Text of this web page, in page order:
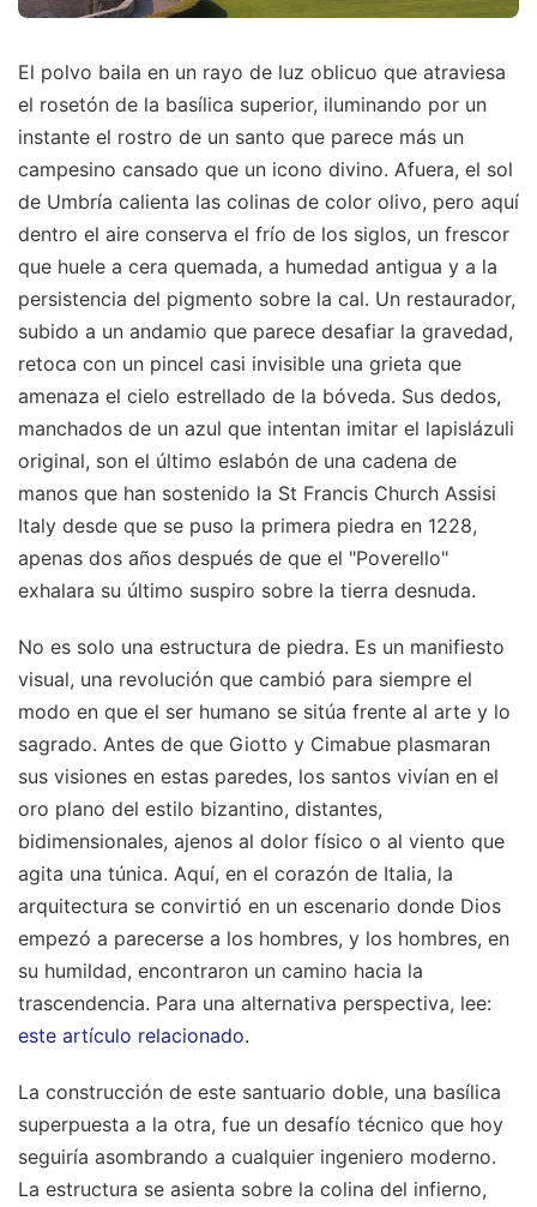
El polvo baila en un rayo de luz oblicuo que atraviesa
el rosetón de la basílica superior, iluminando por un
instante el rostro de un santo que parece más un
campesino cansado que un icono divino. Afuera, el sol
de Umbría calienta las colinas de color olivo, pero aquí
dentro el aire conserva el frío de los siglos, un frescor
que huele a cera quemada, a humedad antigua y a la
persistencia del pigmento sobre la cal. Un restaurador,
subido a un andamio que parece desafiar la gravedad,
retoca con un pincel casi invisible una grieta que
amenaza el cielo estrellado de la bóveda. Sus dedos,
manchados de un azul que intentan imitar el lapislázuli
original, son el último eslabón de una cadena de
manos que han sostenido la St Francis Church Assisi
Italy desde que se puso la primera piedra en 1228,
apenas dos años después de que el "Poverello"
exhalara su último suspiro sobre la tierra desnuda.
No es solo una estructura de piedra. Es un manifiesto
visual, una revolución que cambió para siempre el
modo en que el ser humano se sitúa frente al arte y lo
sagrado. Antes de que Giotto y Cimabue plasmaran
sus visiones en estas paredes, los santos vivían en el
oro plano del estilo bizantino, distantes,
bidimensionales, ajenos al dolor físico o al viento que
agita una túnica. Aquí, en el corazón de Italia, la
arquitectura se convirtió en un escenario donde Dios
empezó a parecerse a los hombres, y los hombres, en
su humildad, encontraron un camino hacia la
trascendencia. Para una alternativa perspectiva, lee:
este artículo relacionado.
La construcción de este santuario doble, una basílica
superpuesta a la otra, fue un desafío técnico que hoy
seguiría asombrando a cualquier ingeniero moderno.
La estructura se asienta sobre la colina del infierno,